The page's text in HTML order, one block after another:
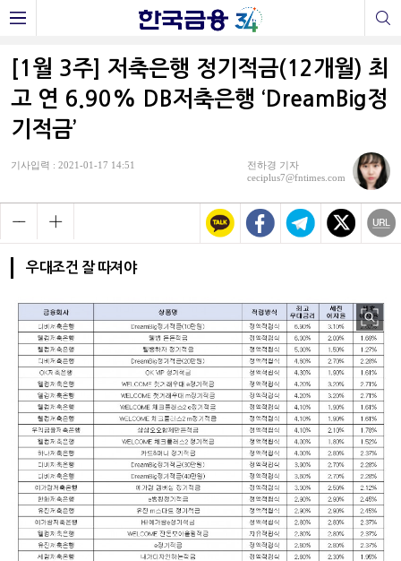
[1월 3주] 저축은행 정기적금(12개월) 최
고 연 6.90% DB저축은행 ‘DreamBig정
기적금’
기사입력 : 2021-01-17 14:51
전하경 기자
ceciplus7@fntimes.com
우대조건 잘 따져야